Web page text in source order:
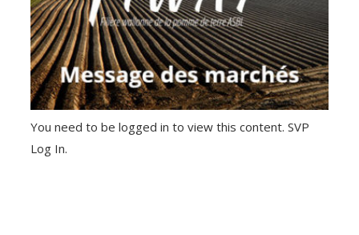
You need to be logged in to view this content. SVP
Log In.